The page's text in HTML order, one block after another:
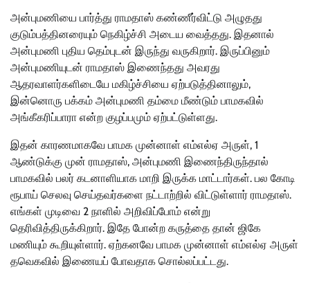
அன்புமணியை பார்த்து ராமதாஸ் கண்ணீர்விட்டு அழுதது
குடும்பத்தினரையும் நெகிழ்ச்சி அடைய வைத்தது. இதனால்
அன்புமணி புதிய தெம்புடன் இருந்து வருகிறார். இருப்பினும்
அன்புமணியுடன் ராமதாஸ் இணைந்தது அவரது
ஆதரவாளர்களிடையே மகிழ்ச்சியை ஏற்படுத்தினாலும்,
இன்னொரு பக்கம் அன்புமணி தம்மை மீண்டும் பாமகவில்
அங்கீகரிப்பாரா என்ற குழப்பமும் ஏற்பட்டுள்ளது.
இதன் காரணமாகவே பாமக முன்னாள் எம்எல்ஏ அருள், 1
ஆண்டுக்கு முன் ராமதாஸ், அன்புமணி இணைந்திருந்தால்
பாமகவில் பலர் கடனாளியாக மாறி இருக்க மாட்டார்கள். பல கோடி
ரூபாய் செலவு செய்தவர்களை நட்டாற்றில் விட்டுள்ளார் ராமதாஸ்.
எங்கள் முடிவை 2 நாளில் அறிவிப்போம் என்று
தெரிவித்திருக்கிறார். இதே போன்ற கருத்தை தான் ஜிகே
மணியும் கூறியுள்ளார். ஏற்கனவே பாமக முன்னாள் எம்எல்ஏ அருள்
தவெகவில் இணையப் போவதாக சொல்லப்பட்டது.